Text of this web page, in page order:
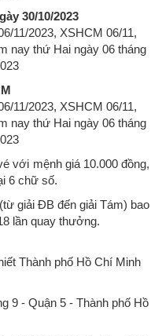
30/10/2023
với mệnh giá 10.000 đồng,
6 chữ số.
giải ĐB đến giải Tám) bao
lần quay thưởng.
Thành phố Hồ Chí Minh
9 - Quận 5 - Thành phố Hồ